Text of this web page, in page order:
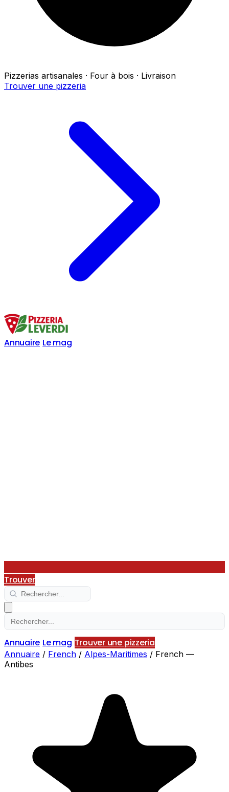
Pizzerias artisanales · Four à bois · Livraison
Trouver une pizzeria
Annuaire Le mag
Trouver
Annuaire Le mag Trouver une pizzeria
Annuaire / French / Alpes-Maritimes / French —
Antibes